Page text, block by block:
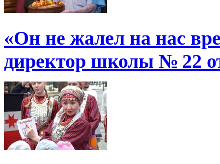
«Он не жалел на нас
директор школы № 22